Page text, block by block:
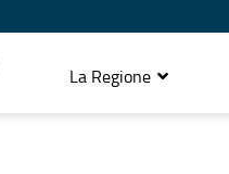
La Regione